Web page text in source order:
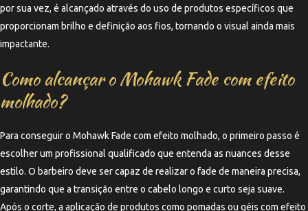
por sua vez, é alcançado através do uso de produtos específicos que
proporcionam brilho e definição aos fios, tornando o visual ainda mais
impactante.
Como alcançar o Mohawk Fade com efeito
molhado?
Para conseguir o Mohawk Fade com efeito molhado, o primeiro passo é
escolher um profissional qualificado que entenda as nuances desse
estilo. O barbeiro deve ser capaz de realizar o fade de maneira precisa,
garantindo que a transição entre o cabelo longo e curto seja suave.
Após o corte, a aplicação de produtos como pomadas ou géis com efeito